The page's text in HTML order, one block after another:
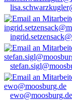
ewo@moosburg.de